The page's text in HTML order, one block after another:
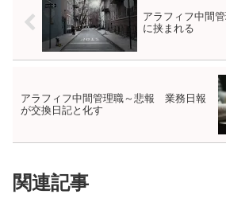
アラフィフ中間
に挟まれる
アラフィフ中間管理職～悲報 業務日報
が交換日記と化す
関連記事